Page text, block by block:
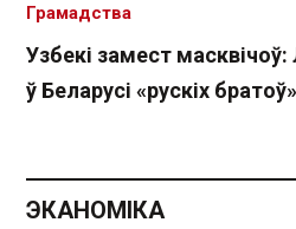
Узбекі замест
ў Беларусі «рускіх братоў»
Грамадства
ЭКАНОМІКА